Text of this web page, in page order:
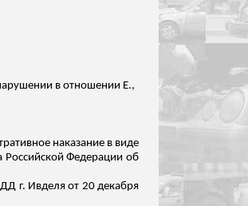
в отношении Е.,
наказание в виде
Российской Федерации об
г. Ивделя от 20 декабря